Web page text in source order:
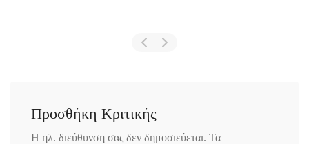
Προσθήκη Κριτικής
Η ηλ. διεύθυνση σας δεν δημοσιεύεται. Τα